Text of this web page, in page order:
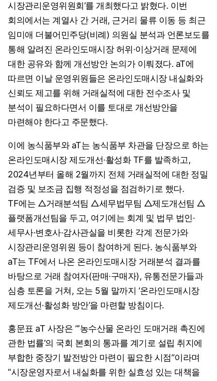
시장관리운영위원회’를 개최했다고 밝혔다. 이번
회의에서는 계열사 간 거래, 근거리 물류 이동 등 최근
임미애 더불어민주당(비례) 의원실 분석과 언론보도를
통해 알려진 온라인도매시장 허위·이상거래 문제에
대한 공유와 함께 개선방안 논의가 이뤄졌다. aT에
따르면 이날 운영위원들은 온라인도매시장 내실화와
신뢰도 제고를 위해 거래실적에 대한 전수조사 및
분석이 필요하다면서 이를 토대로 개선방안을
마련해야 한다고 주문했다.
이에 농식품부와 aT는 농식품부 차관을 단장으로 하는
온라인도매시장 제도개선·활성화 TF를 발족하고,
2024년부터 올해 2월까지 전체 거래실적에 대한 정밀
검증 및 보조금 집행 적정성을 점검하기로 했다.
TF에는 △거래분석팀 △세무법무팀 △제도개선팀 △
플랫폼개선팀을 두고, 여기에는 회계 및 법무 법인·
세무사·변호사·감사관실을 비롯한 각계 전문가와
시장관리운영위원 등이 참여하게 된다. 농식품부와
aT는 TF에서 나온 온라인도매시장 거래분석 결과를
바탕으로 거래 참여자(판매·구매자), 유통전문가들과
심층 토론을 거쳐, 오는 5월 말까지 ‘온라인도매시장
제도개선·활성화 방안’을 마련할 방침이다.
홍문표 aT 사장은 “‘농수산물 온라인 도매거래 촉진에
관한 법률’의 국회 본회의 통과를 계기로 설립 취지에
부합한 중장기 발전방안 마련이 필요한 시점”이라며
“시장운영자로서 내실화를 위한 실효성 있는 대책을